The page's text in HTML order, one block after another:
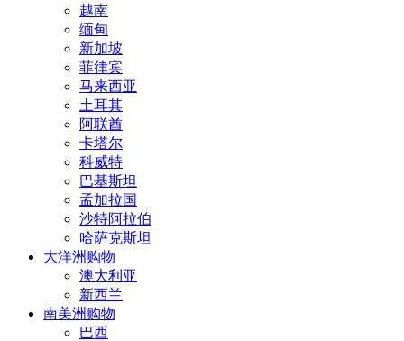
越南
缅甸
新加坡
菲律宾
马来西亚
土耳其
阿联酋
卡塔尔
科威特
巴基斯坦
孟加拉国
沙特阿拉伯
哈萨克斯坦
大洋洲购物
澳大利亚
新西兰
南美洲购物
巴西